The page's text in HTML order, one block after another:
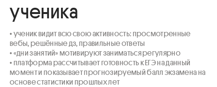
ученика
• ученик видит всю свою активность: просмотренные
вебы, решённые дз, правильные ответы
• «дни занятий» мотивируют заниматься регулярно
• платформа рассчитывает готовность к ЕГЭ на данный
момент и показывает прогнозируемый балл экзамена на
основе статистики прошлых лет